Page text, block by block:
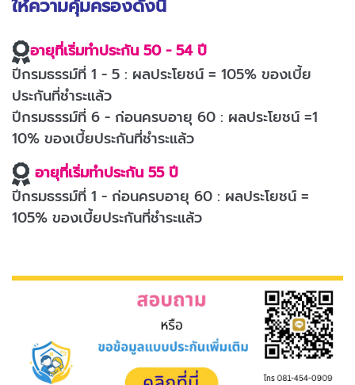
ให้ความคุ้มครองดังนี้
อายุที่เริ่มทำประกัน 50 - 54 ปี
ปีกรมธรรม์ที่ 1 - 5 : ผลประโยชน์ = 105% ของเบี้ย
ประกันที่ชำระแล้ว
ปีกรมธรรม์ที่ 6 - ก่อนครบอายุ 60 : ผลประโยชน์ =1
10% ของเบี้ยประกันที่ชำระแล้ว
อายุที่เริ่มทำประกัน 55 ปี
ปีกรมธรรม์ที่ 1 - ก่อนครบอายุ 60 : ผลประโยชน์ =
105% ของเบี้ยประกันที่ชำระแล้ว